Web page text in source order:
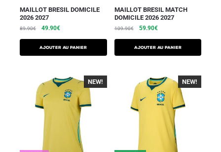
MAILLOT BRESIL DOMICILE
2026 2027
89.90€ 49.90€
AJOUTER AU PANIER
MAILLOT BRESIL MATCH
DOMICILE 2026 2027
109.90€ 59.90€
AJOUTER AU PANIER
-40%
NEW! -40%
NEW!